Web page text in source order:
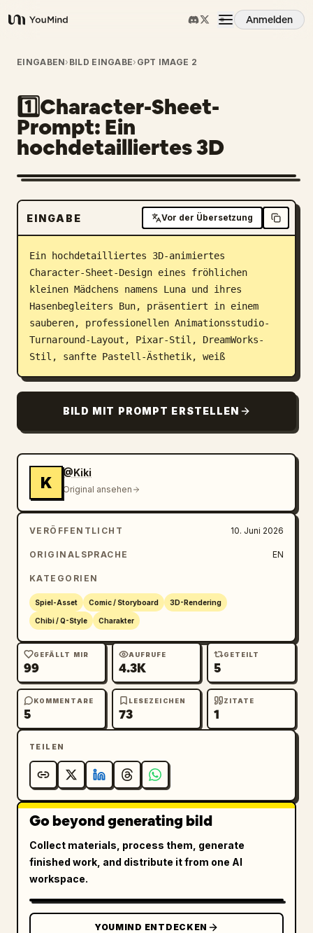
YouMind
Anmelden
Übersicht
Anwendungsfälle
Fähigkeiten
Prompts
Download
Blog
Updates
EINGABEN› BILD EINGABE› GPT IMAGE 2
1️⃣Character-Sheet-
Prompt: Ein
hochdetailliertes 3D
EINGABE Vor der Übersetzung
Ein hochdetailliertes 3D-animiertes
Character-Sheet-Design eines fröhlichen
kleinen Mädchens namens Luna und ihres
Hasenbegleiters Bun, präsentiert in einem
sauberen, professionellen Animationsstudio-
Turnaround-Layout, Pixar-Stil, DreamWorks-
Stil, sanfte Pastell-Ästhetik, weiß
BILD MIT PROMPT ERSTELLEN
K
@Kiki
Original ansehen
VERÖFFENTLICHT 10. Juni 2026
ORIGINALSPRACHE EN
KATEGORIEN
Spiel-Asset Comic / Storyboard 3D-Rendering
Chibi / Q-Style Charakter
GEFÄLLT MIR
99
AUFRUFE
4.3K
GETEILT
5
KOMMENTARE
5
LESEZEICHEN
73
ZITATE
1
TEILEN
Go beyond generating bild
Collect materials, process them, generate
finished work, and distribute it from one AI
workspace.
YOUMIND ENTDECKEN